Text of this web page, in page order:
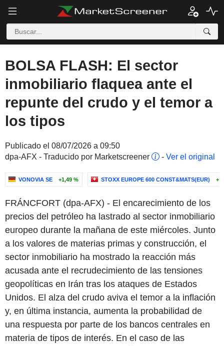
BOLSA FLASH: El sector
inmobiliario flaquea ante el
repunte del crudo y el temor a
los tipos
Publicado el 08/07/2026 a 09:50
dpa-AFX - Traducido por Marketscreener
- Ver el original
VONOVIA SE +1,49 % STOXX EUROPE 600 CONST&MATS(EUR)
FRÁNCFORT (dpa-AFX) - El encarecimiento de los
precios del petróleo ha lastrado al sector inmobiliario
europeo durante la mañana de este miércoles. Junto
a los valores de materias primas y construcción, el
sector inmobiliario ha mostrado la reacción más
acusada ante el recrudecimiento de las tensiones
geopolíticas en Irán tras los ataques de Estados
Unidos. El alza del crudo aviva el temor a la inflación
y, en última instancia, aumenta la probabilidad de
una respuesta por parte de los bancos centrales en
materia de tipos de interés. En el caso de las